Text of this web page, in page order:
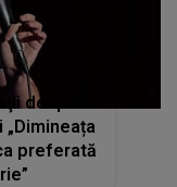
despre
preferată